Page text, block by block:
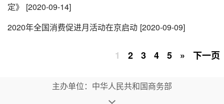
定》
[2020-09-14]
2020年全国消费促进月活动在京启动 [2020-09-09]
1 2 3 4 5 » 下一页
主办单位：中华人民共和国商务部